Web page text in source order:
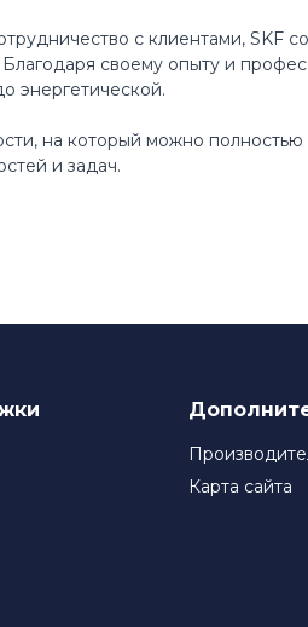
с клиентами,
своему опыту и
энергетической.
на который можно
и задач.
Карта сайта